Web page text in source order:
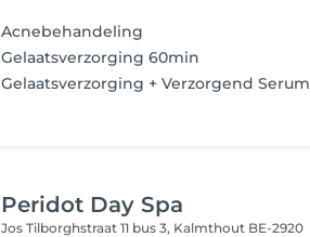
Acnebehandeling
Gelaatsverzorging 60min
Gelaatsverzorging + Verzorgend Serum
Peridot Day Spa
Jos Tilborghstraat 11 bus 3, Kalmthout BE-2920